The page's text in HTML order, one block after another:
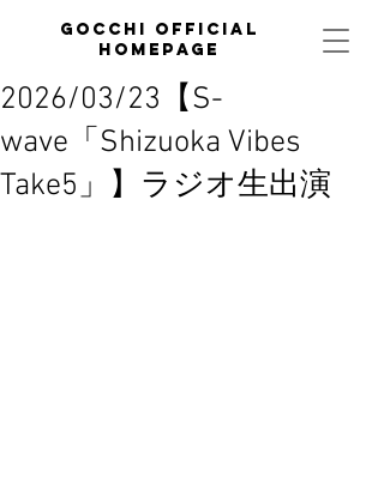
GOCCHI official
homepage
2026/03/23【S-
wave「Shizuoka Vibes
Take5」】ラジオ生出演